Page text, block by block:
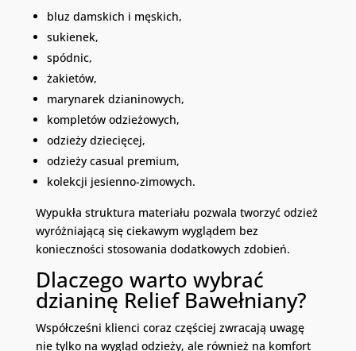
bluz damskich i męskich,
sukienek,
spódnic,
żakietów,
marynarek dzianinowych,
kompletów odzieżowych,
odzieży dziecięcej,
odzieży casual premium,
kolekcji jesienno-zimowych.
Wypukła struktura materiału pozwala tworzyć odzież
wyróżniającą się ciekawym wyglądem bez
konieczności stosowania dodatkowych zdobień.
Dlaczego warto wybrać
dzianinę Relief Bawełniany?
Współcześni klienci coraz częściej zwracają uwagę
nie tylko na wygląd odzieży, ale również na komfort